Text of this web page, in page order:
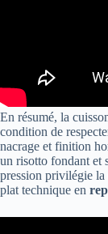
En résumé, la
condition de
nacrage et finition
un risotto fondant et
pression privilégie la
plat technique en